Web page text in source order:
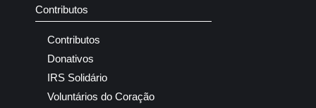
Contributos
Contributos
Donativos
IRS Solidário
Voluntários do Coração